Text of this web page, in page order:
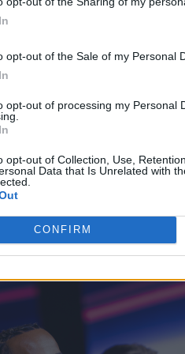
opt-out of the Sale of my Personal
opt-out of processing my Personal
opt-out of Collection, Use,
Data that Is Unrelated with
CONFIRM
το είχε πάρει
κοινωνικά
θέσης του
στο Μπακού, δεν το
στα κοινωνικά
τονΛιούις Χάμιλτον